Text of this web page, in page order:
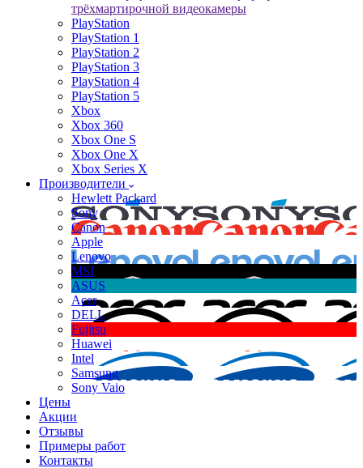
трёхмартирочной видеокамеры
PlayStation
PlayStation 1
PlayStation 2
PlayStation 3
PlayStation 4
PlayStation 5
Xbox
Xbox 360
Xbox One S
Xbox One X
Xbox Series X
Производители
Hewlett Packard
Sony
Canon
Apple
Lenovo
MSI
ASUS
Acer
DELL
Fujitsu
Huawei
Intel
Samsung
Sony Vaio
Цены
Акции
Отзывы
Примеры работ
Контакты